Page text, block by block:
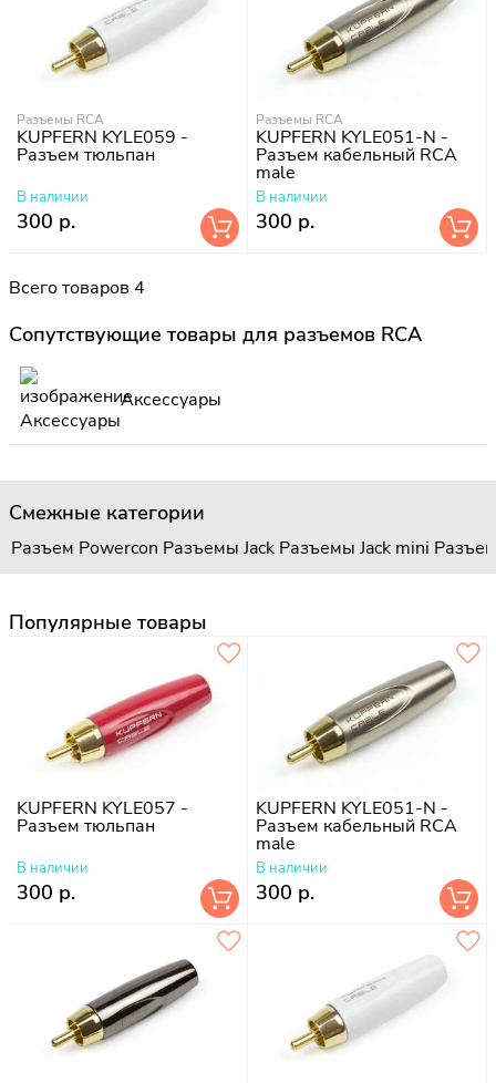
Разъемы RCA
KUPFERN KYLE059 -
Разъем тюльпан
В наличии
300 р.
Разъемы RCA
KUPFERN KYLE051-N -
Разъем кабельный RCA
male
В наличии
300 р.
Всего товаров 4
Сопутствующие товары для разъемов RCA
Аксессуары
Смежные категории
Разъем Powercon Разъемы Jack Разъемы Jack mini
Популярные товары
KUPFERN KYLE057 -
Разъем тюльпан
В наличии
300 р.
KUPFERN KYLE051-N -
Разъем кабельный RCA
male
В наличии
300 р.